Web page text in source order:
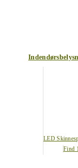
LED
Find